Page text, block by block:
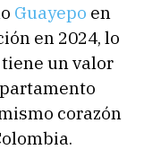
Guayepo en
en 2024, lo
un valor
corazón